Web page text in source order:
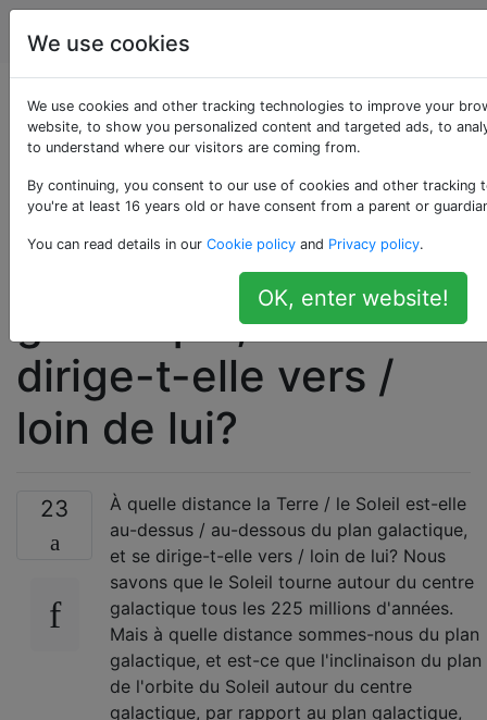
Astronomie
À quelle distance la
Terre / le Soleil est-
elle au-dessus / au-
dessous du plan
galactique, et se
dirige-t-elle vers /
loin de lui?
23
À quelle distance la Terre / le Soleil est-elle
au-dessus / au-dessous du plan galactique,
et se dirige-t-elle vers / loin de lui? Nous
savons que le Soleil tourne autour du centre
galactique tous les 225 millions d'années.
Mais à quelle distance sommes-nous du plan
galactique, et est-ce que l'inclinaison du plan
de l'orbite du Soleil autour du centre
galactique, par rapport au plan galactique,
We use cookies
We use cookies and other tracking technologies to improve your
website, to show you personalized content and targeted ads, to
to understand where our visitors are coming from.
By continuing, you consent to our use of cookies and other tracking
you're at least 16 years old or have consent from a parent or
You can read details in our Cookie policy and Privacy policy.
OK, enter website!